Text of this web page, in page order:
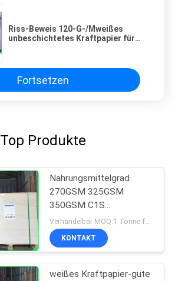
Riss-Beweis 120-G-/Mweißes
unbeschichtetes Kraftpapier für
Fortsetzen
Top Produkte
Nahrungsmittelgrad
270GSM 325GSM
350GSM C1S
beschichtete Kraftkarton
für trockene
Nahrungsmittelkästen
KONTAKT
weißes Kraftpapier-gute